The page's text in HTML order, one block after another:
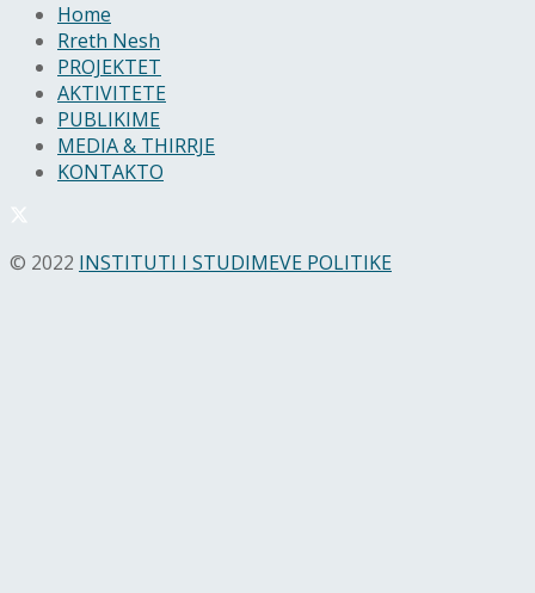
Home
Rreth Nesh
PROJEKTET
AKTIVITETE
PUBLIKIME
MEDIA & THIRRJE
KONTAKTO
© 2022 INSTITUTI I STUDIMEVE POLITIKE